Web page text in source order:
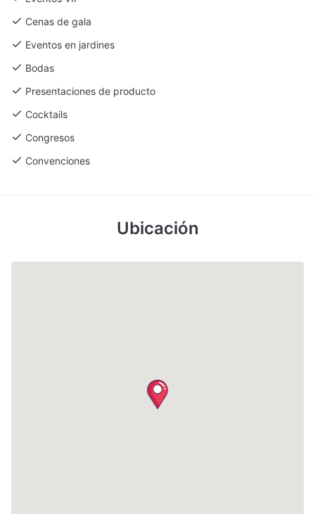
Cenas de gala
Eventos en jardines
Bodas
Presentaciones de producto
Cocktails
Congresos
Convenciones
Ubicación